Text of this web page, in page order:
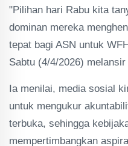
"Pilihan hari Rabu kita
dominan mereka
tepat bagi ASN untuk
Sabtu (4/4/2026)
Ia menilai, media sosial
untuk mengukur
terbuka, sehingga
mempertimbangkan